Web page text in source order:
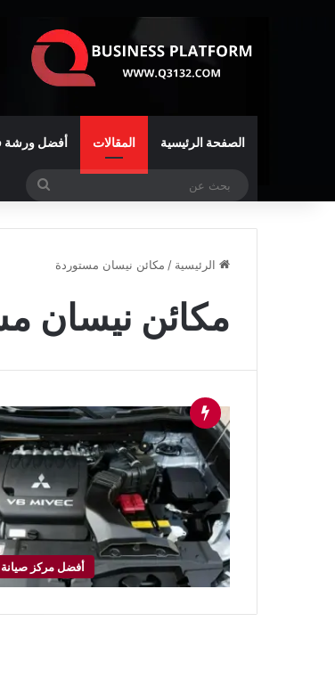
الصفحة الرئيسية المقالات أفضل ورشة
الرئيسية / مكائن نيسان مستوردة
مكائن نيسان
أفضل مركز